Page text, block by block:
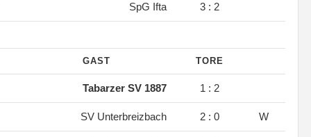
SpG Ifta 3 : 2
GAST TORE
Tabarzer SV 1887 1 : 2
SV Unterbreizbach 2 : 0 W